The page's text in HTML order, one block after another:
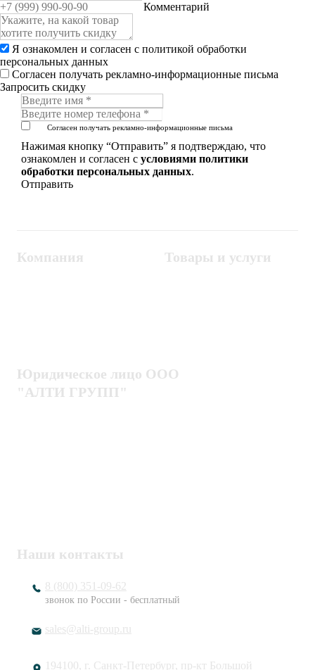
Комментарий
Я ознакомлен и согласен с политикой обработки
персональных данных
Согласен получать рекламно-информационные письма
Запросить скидку
Согласен получать рекламно-информационные письма
Нажимая кнопку “Отправить” я подтверждаю, что
ознакомлен и согласен с условиями политики
обработки персональных данных.
Компания Товары и услуги
Юридическое лицо ООО
"АЛТИ ГРУПП"
Наши контакты
8 (800) 351-09-62
звонок по России - бесплатный
sales@alti-group.ru
194100, г. Санкт-Петербург, пр-кт Большой